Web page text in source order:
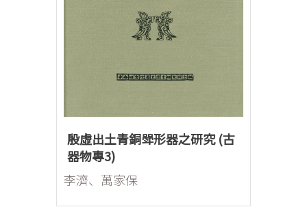
殷虛出土青銅斝形器之研究 (古
器物專3)
李濟、萬家保